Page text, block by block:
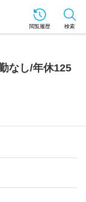
閲覧履歴 検索
なし/年休125